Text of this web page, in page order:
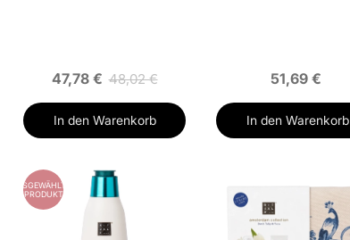
47,78 € 48,02 €
In den Warenkorb
51,69 €
In den Warenkorb
AUSGEWÄHLTES
PRODUKT